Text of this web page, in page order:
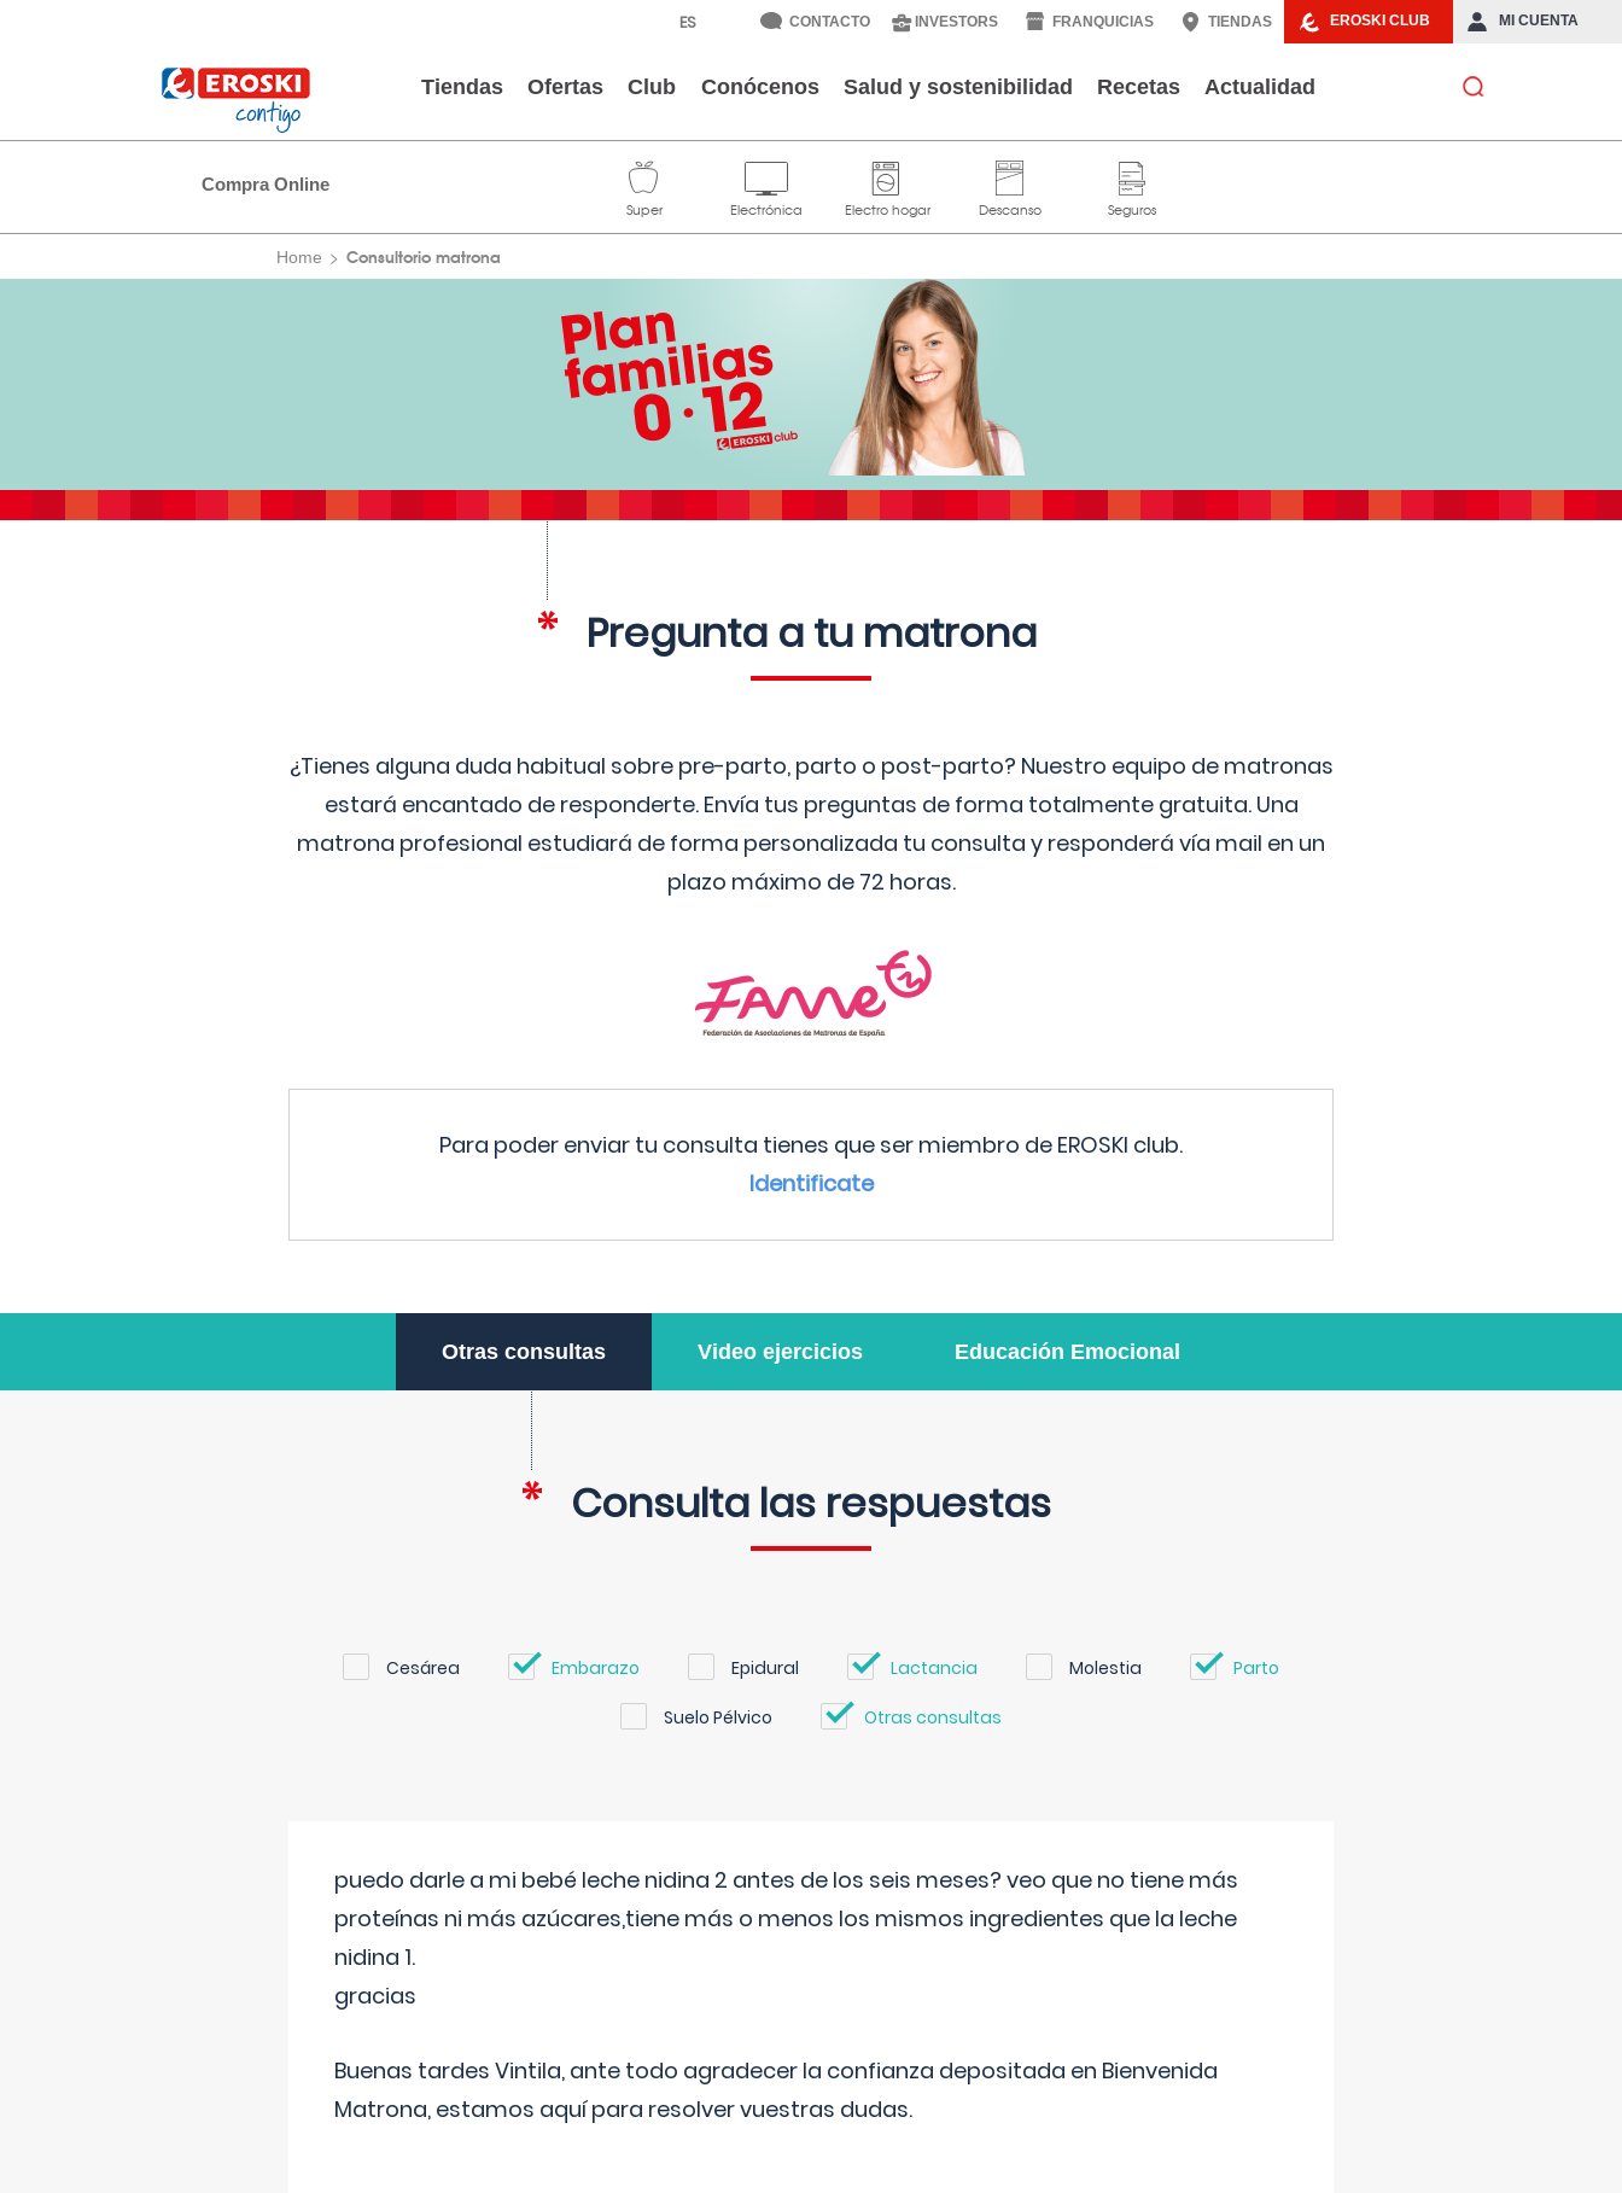
EROSKI CLUB MI CUENTA
CONTACTO INVESTORS FRANQUICIAS TIENDAS
Tiendas Ofertas Club Conócenos Salud y sostenibilidad Recetas Actualidad
Compra Online
Home Consultorio matrona
Pregunta a tu matrona
¿Tienes alguna duda habitual sobre pre-parto, parto o post-parto? Nuestro equipo de matronas
estará encantado de responderte. Envía tus preguntas de forma totalmente gratuita. Una
matrona profesional estudiará de forma personalizada tu consulta y responderá vía mail en un
plazo máximo de 72 horas.
Para poder enviar tu consulta tienes que ser miembro de EROSKI club.
Identificate
Otras consultas Video ejercicios Educación Emocional
Consulta las respuestas
Cesárea Embarazo Epidural Lactancia Molestia Parto
Suelo Pélvico Otras consultas
puedo darle a mi bebé leche nidina 2 antes de los seis meses? veo que no tiene más
proteínas ni más azúcares,tiene más o menos los mismos ingredientes que la leche
nidina 1.
gracias
Buenas tardes Vintila, ante todo agradecer la confianza depositada en Bienvenida
Matrona, estamos aquí para resolver vuestras dudas.